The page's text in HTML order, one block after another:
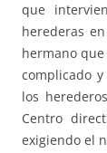
que
herederas
hermano
complicado
los
Centro
exigiendo el